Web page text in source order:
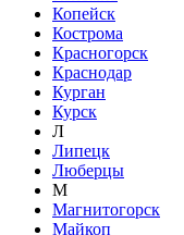
Копейск
Кострома
Красногорск
Краснодар
Курган
Курск
Л
Липецк
Люберцы
М
Магнитогорск
Майкоп